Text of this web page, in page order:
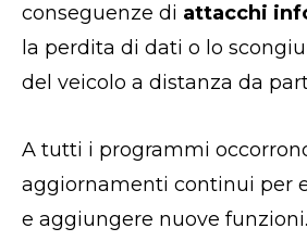
conseguenze di attacchi
la perdita di dati o lo
del veicolo a distanza da
A tutti i programmi
aggiornamenti continui per
e aggiungere nuove